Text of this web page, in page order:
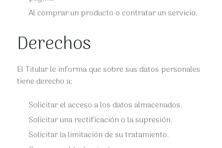
Al comprar un producto o contratar un servicio.
Derechos
El Titular le informa que sobre sus datos personales
tiene derecho a:
Solicitar el acceso a los datos almacenados.
Solicitar una rectificación o la supresión.
Solicitar la limitación de su tratamiento.